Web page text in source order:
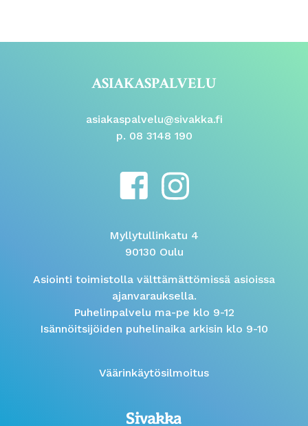
ASIAKASPALVELU
asiakaspalvelu@sivakka.fi
p. 08 3148 190
Myllytullinkatu 4
90130 Oulu
Asiointi toimistolla välttämättömissä asioissa
ajanvarauksella.
Puhelinpalvelu ma-pe klo 9-12
Isännöitsijöiden puhelinaika arkisin klo 9-10
Väärinkäytösilmoitus